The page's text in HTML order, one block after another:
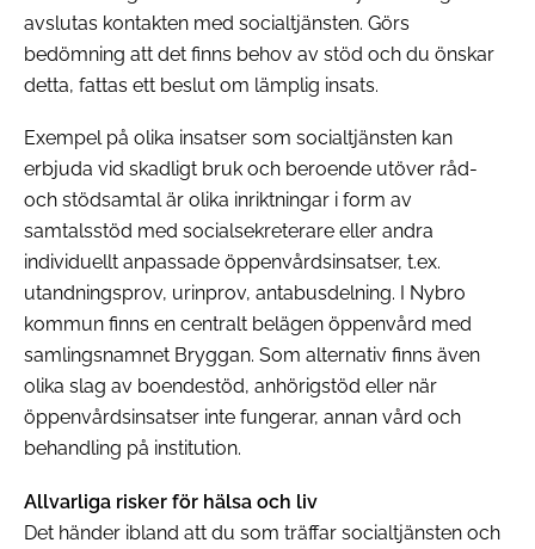
avslutas kontakten med socialtjänsten. Görs
bedömning att det finns behov av stöd och du önskar
detta, fattas ett beslut om lämplig insats.
Exempel på olika insatser som socialtjänsten kan
erbjuda vid skadligt bruk och beroende utöver råd-
och stödsamtal är olika inriktningar i form av
samtalsstöd med socialsekreterare eller andra
individuellt anpassade öppenvårdsinsatser, t.ex.
utandningsprov, urinprov, antabusdelning. I Nybro
kommun finns en centralt belägen öppenvård med
samlingsnamnet Bryggan. Som alternativ finns även
olika slag av boendestöd, anhörigstöd eller när
öppenvårdsinsatser inte fungerar, annan vård och
behandling på institution.
Allvarliga risker för hälsa och liv
Det händer ibland att du som träffar socialtjänsten och